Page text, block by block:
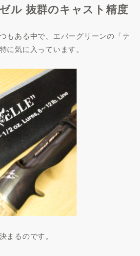
ル 抜群のキャスト精度
もある中で、エバーグリーンの「テ
に気に入っています。
まるのです。